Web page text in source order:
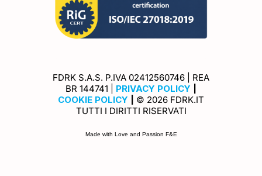
FDRK S.A.S. P.IVA 02412560746 | REA
BR 144741 |
PRIVACY POLICY
COOKIE POLICY
© 2026 FDRK.IT
TUTTI I DIRITTI RISERVATI
Made with Love and Passion F&E
Privacy Policy